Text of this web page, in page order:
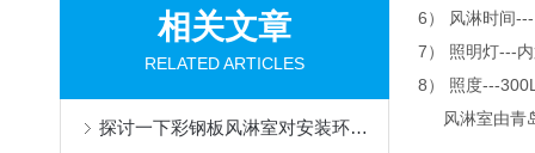
相关文章
RELATED ARTICLES
探讨一下彩钢板风淋室对安装环境有哪些要求
6） 风淋时间
7） 照明灯---
8） 照度---
风淋室由青